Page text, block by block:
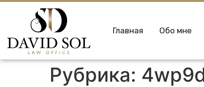
Главная Обо мне
Рубрика: